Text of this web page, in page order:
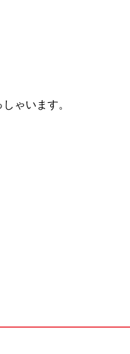
ゃいます。